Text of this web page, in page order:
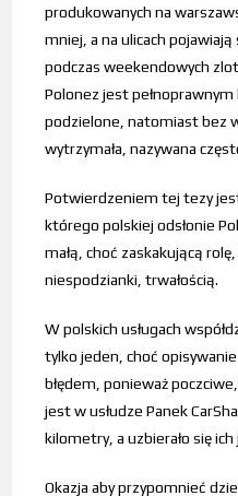
produkowanych na
mniej, a na ulicach
podczas weekendowych
Polonez jest
podzielone, natomiast bez
wytrzymała, nazywana
Potwierdzeniem tej tezy
którego polskiej odsłonie
małą, choć zaskakującą
niespodzianki, trwałością.
W polskich usługach
tylko jeden, choć
błędem, ponieważ
jest w usłudze Panek
kilometry, a uzbierało się
Okazja aby przypomnieć